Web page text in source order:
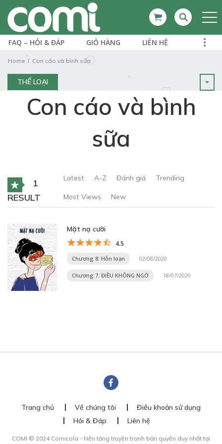
FAQ – HỎI & ĐÁP GIỎ HÀNG LIÊN HỆ
Home Con cáo và bình sữa
THỂ LOẠI
Con cáo và bình
sữa
1
RESULT
Latest A-Z Đánh giá Trending
Most Views New
Mặt nạ cười
4.5
Chương 8: Hỗn loạn 02/08/2020
Chương 7: ĐIỀU KHÔNG NGỜ 18/07/2020
Trang chủ Về chúng tôi
Điều khoản sử dụng
Hỏi & Đáp
Liên hệ
COMI © 2024 Comicola - Nền tảng truyện tranh bản quyền duy nhất tại